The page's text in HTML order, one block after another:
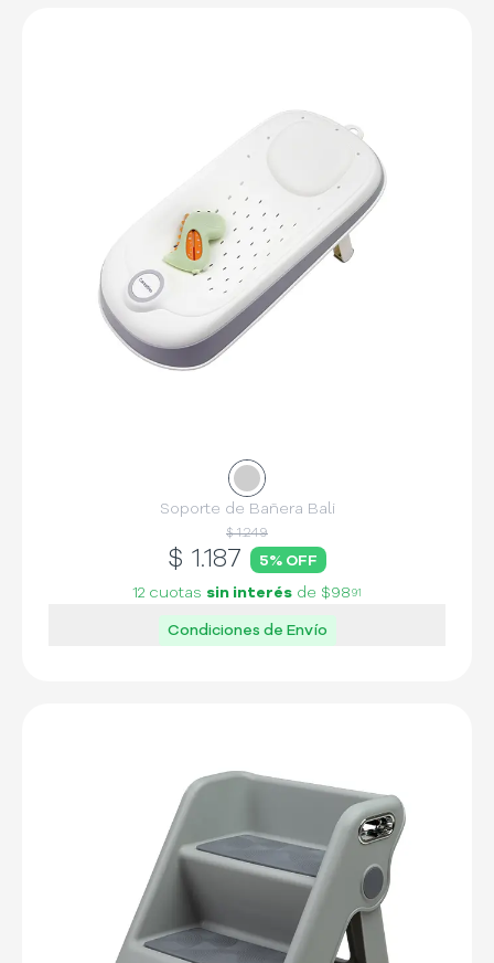
Soporte de Bañera Bali
$ 1.249
$ 1.187 5% OFF
12 cuotas sin interés de $98 91
Condiciones de Envío